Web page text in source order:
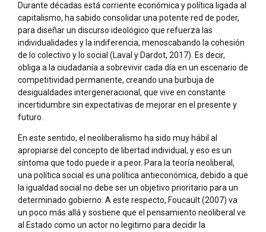
Durante décadas está corriente económica y política ligada al
capitalismo, ha sabido consolidar una potente red de poder,
para diseñar un discurso ideológico que refuerza las
individualidades y la indiferencia, menoscabando la cohesión
de lo colectivo y lo social (Laval y Dardot, 2017). Es decir,
obliga a la ciudadanía a sobrevivir cada día en un escenario de
competitividad permanente, creando una burbuja de
desigualdades intergeneracional, que vive en constante
incertidumbre sin expectativas de mejorar en el presente y
futuro.
En este sentido, el neoliberalismo ha sido muy hábil al
apropiarse del concepto de libertad individual, y eso es un
síntoma que todo puede ir a peor. Para la teoría neoliberal,
una política social es una política antieconómica, debido a que
la igualdad social no debe ser un objetivo prioritario para un
determinado gobierno. A este respecto, Foucault (2007) va
un poco más allá y sostiene que el pensamiento neoliberal ve
al Estado como un actor no legitimo para decidir la